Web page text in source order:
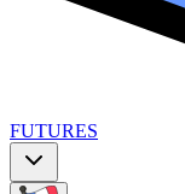
FUTURES